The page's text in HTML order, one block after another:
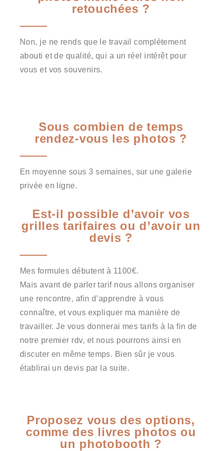
retouchées ?
Non, je ne rends que le travail complètement
abouti et de qualité, qui a un réel intérêt pour
vous et vos souvenirs.
Sous combien de temps
rendez-vous les photos ?
En moyenne sous 3 semaines, sur une galerie
privée en ligne.
Est-il possible d’avoir vos
grilles tarifaires ou d’avoir un
devis ?
Mes formules débutent à 1100€.
Mais avant de parler tarif nous allons organiser
une rencontre, afin d’apprendre à vous
connaître, et vous expliquer ma manière de
travailler. Je vous donnerai mes tarifs à la fin de
notre premier rdv, et nous pourrons ainsi en
discuter en même temps. Bien sûr je vous
établirai un devis par la suite.
Proposez vous des options,
comme des livres photos ou
un photobooth ?